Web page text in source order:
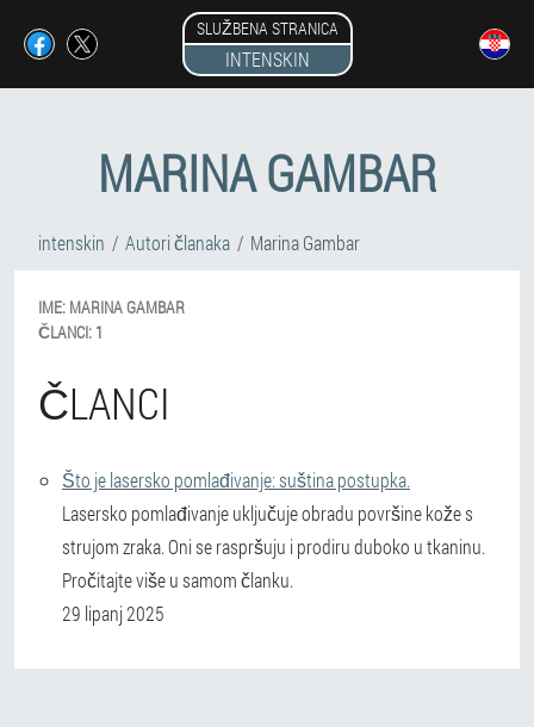
SLUŽBENA STRANICA
INTENSKIN
MARINA GAMBAR
intenskin Autori članaka Marina Gambar
IME: MARINA GAMBAR
ČLANCI: 1
ČLANCI
Što je lasersko pomlađivanje: suština postupka.
Lasersko pomlađivanje uključuje obradu površine kože s
strujom zraka. Oni se raspršuju i prodiru duboko u tkaninu.
Pročitajte više u samom članku.
29 lipanj 2025